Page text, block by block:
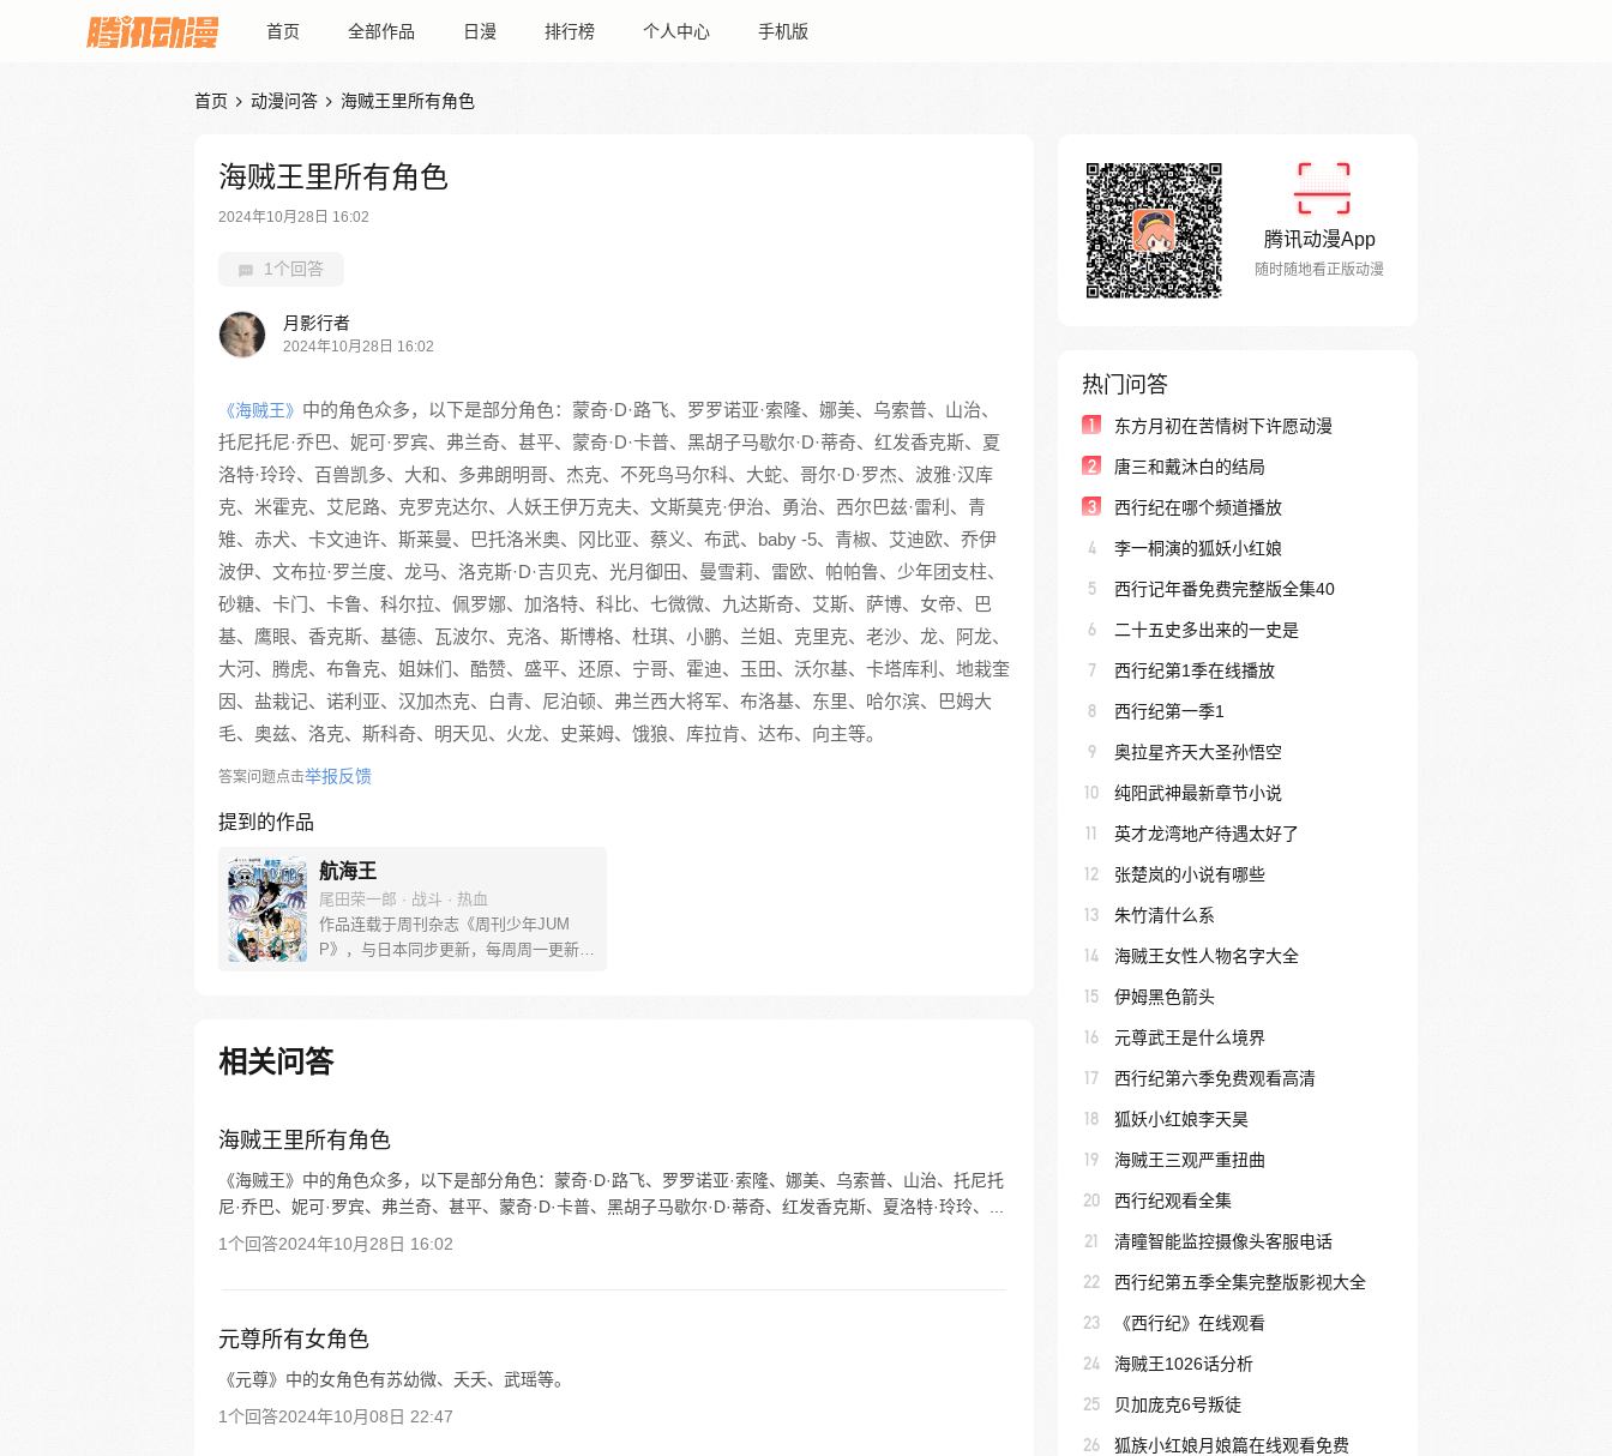
首页 全部作品 日漫 排行榜 个人中心 手机版
首页  动漫问答  海贼王里所有角色
海贼王里所有角色
2024年10月28日 16:02
1个回答
月影行者
2024年10月28日 16:02
《海贼王》 中的角色众多，以下是部分角色：蒙奇·D·路飞、罗罗诺亚·索隆、娜美、乌索普、山治、
托尼托尼·乔巴、妮可·罗宾、弗兰奇、甚平、蒙奇·D·卡普、黑胡子马歇尔·D·蒂奇、红发香克斯、夏
洛特·玲玲、百兽凯多、大和、多弗朗明哥、杰克、不死鸟马尔科、大蛇、哥尔·D·罗杰、波雅·汉库
克、米霍克、艾尼路、克罗克达尔、人妖王伊万克夫、文斯莫克·伊治、勇治、西尔巴兹·雷利、青
雉、赤犬、卡文迪许、斯莱曼、巴托洛米奥、冈比亚、蔡义、布武、baby -5、青椒、艾迪欧、乔伊
波伊、文布拉·罗兰度、龙马、洛克斯·D·吉贝克、光月御田、曼雪莉、雷欧、帕帕鲁、少年团支柱、
砂糖、卡门、卡鲁、科尔拉、佩罗娜、加洛特、科比、七微微、九达斯奇、艾斯、萨博、女帝、巴
基、鹰眼、香克斯、基德、瓦波尔、克洛、斯博格、杜琪、小鹏、兰姐、克里克、老沙、龙、阿龙、
大河、腾虎、布鲁克、姐妹们、酷赞、盛平、还原、宁哥、霍迪、玉田、沃尔基、卡塔库利、地栽奎
因、盐栽记、诺利亚、汉加杰克、白青、尼泊顿、弗兰西大将军、布洛基、东里、哈尔滨、巴姆大
毛、奥兹、洛克、斯科奇、明天见、火龙、史莱姆、饿狼、库拉肯、达布、向主等。
答案问题点击举报反馈
提到的作品
航海王
尾田荣一郎 · 战斗 · 热血
作品连载于周刊杂志《周刊少年JUM
P》，与日本同步更新，每周周一更新。
子无法游泳的代价。十年后，路飞为实
现与因救他而断臂的杰克斯的约定而出
的冒险旅程！
相关问答
海贼王里所有角色
《海贼王》中的角色众多，以下是部分角色：蒙奇·D·路飞、罗罗诺亚·索隆、娜美、乌索普、山治、托尼托
尼·乔巴、妮可·罗宾、弗兰奇、甚平、蒙奇·D·卡普、黑胡子马歇尔·D·蒂奇、红发香克斯、夏洛特·玲玲、...
1个回答2024年10月28日 16:02
元尊所有女角色
《元尊》中的女角色有苏幼微、夭夭、武瑶等。
1个回答2024年10月08日 22:47
腾讯动漫App
随时随地看正版动漫
热门问答
1 东方月初在苦情树下许愿动漫
2 唐三和戴沐白的结局
3 西行纪在哪个频道播放
4 李一桐演的狐妖小红娘
5 西行记年番免费完整版全集40
6 二十五史多出来的一史是
7 西行纪第1季在线播放
8 西行纪第一季1
9 奥拉星齐天大圣孙悟空
10 纯阳武神最新章节小说
11 英才龙湾地产待遇太好了
12 张楚岚的小说有哪些
13 朱竹清什么系
14 海贼王女性人物名字大全
15 伊姆黑色箭头
16 元尊武王是什么境界
17 西行纪第六季免费观看高清
18 狐妖小红娘李天昊
19 海贼王三观严重扭曲
20 西行纪观看全集
21 清瞳智能监控摄像头客服电话
22 西行纪第五季全集完整版影视大全
23 《西行纪》在线观看
24 海贼王1026话分析
25 贝加庞克6号叛徒
26 狐族小红娘月娘篇在线观看免费